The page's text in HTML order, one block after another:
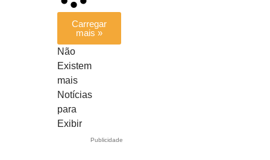
Carregar
mais »
Não
Existem
mais
Notícias
para
Exibir
Publicidade